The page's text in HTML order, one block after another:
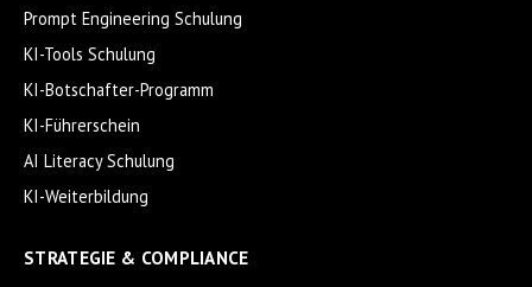
Prompt Engineering Schulung
KI-Tools Schulung
KI-Botschafter-Programm
KI-Führerschein
AI Literacy Schulung
KI-Weiterbildung
STRATEGIE & COMPLIANCE